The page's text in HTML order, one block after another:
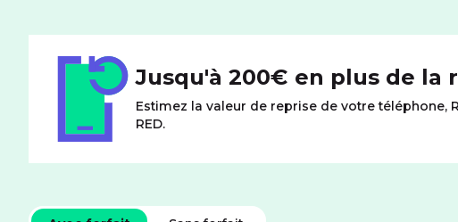
Jusqu'à 200€ en plus de
Estimez la valeur de reprise de votre téléphone,
RED.
Téléphones mobiles